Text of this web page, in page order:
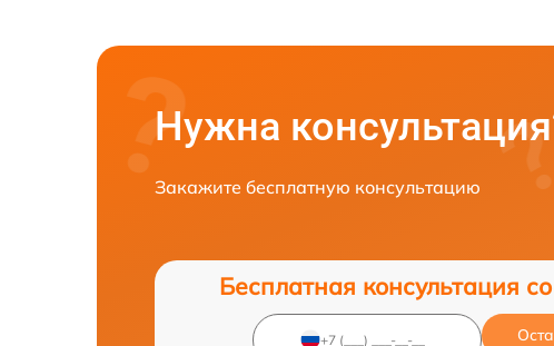
Нужна
Закажите бесплатную консультацию
Бесплатная консультация